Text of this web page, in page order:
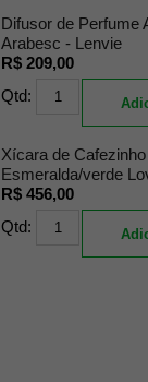
Difusor de Perfume
Arabesc - Lenvie
R$ 209,00
Qtd:
Xícara de
Esmeralda/verde
R$ 456,00
Qtd: